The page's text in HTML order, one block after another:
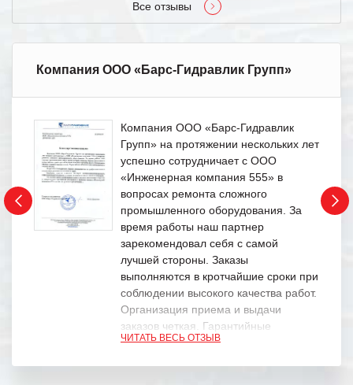
Все отзывы
Компания ООО «Барс-Гидравлик Групп»
Компания ООО «Барс-Гидравлик
Групп» на протяжении нескольких лет
успешно сотрудничает с ООО
«Инженерная компания 555» в
вопросах ремонта сложного
промышленного оборудования. За
время работы наш партнер
зарекомендовал себя с самой
лучшей стороны. Заказы
выполняются в кротчайшие сроки при
соблюдении высокого качества работ.
Организация приема и выдачи
заказов четкая. Гарантийные
обязательства выполняются в
ЧИТАТЬ ВЕСЬ ОТЗЫВ